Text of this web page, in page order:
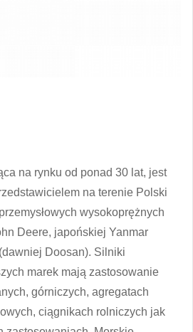
na rynku od ponad 30 lat, jest
na terenie Polski
wysokoprężnych
Deere, japońskiej Yanmar
Doosan). Silniki
marek mają zastosowanie
górniczych, agregatach
ciągnikach rolniczych jak